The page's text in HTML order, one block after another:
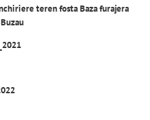
teren fosta Baza furajera